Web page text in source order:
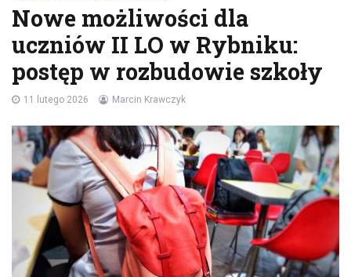
Nowe możliwości dla
uczniów II LO w Rybniku:
postęp w rozbudowie szkoły
11 lutego 2026 Marcin Krawczyk